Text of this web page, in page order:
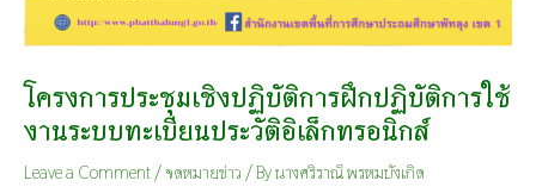
โครงการประชุมเชิงปฏิบัติการฝึกปฏิบัติการใช้
งานระบบทะเบียนประวัติอิเล็กทรอนิกส์
Leave a Comment /จดหมายข่าว / Byนางศริราณี พรหมบังเกิด